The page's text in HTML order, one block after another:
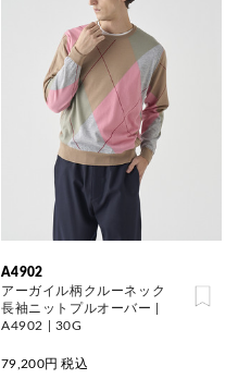
A4902
アーガイル柄クルーネック
長袖ニットプルオーバー |
A4902 | 30G
79,200円 税込